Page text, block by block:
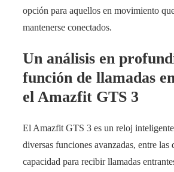
opción para aquellos en movimiento
mantenerse conectados.
Un análisis en
función de llamadas
el Amazfit GTS 3
El Amazfit GTS 3 es un reloj
diversas funciones avanzadas, entre las
capacidad para recibir llamadas